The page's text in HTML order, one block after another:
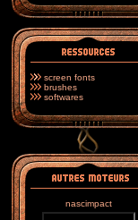
screen fonts
brushes
softwares
nascimpact